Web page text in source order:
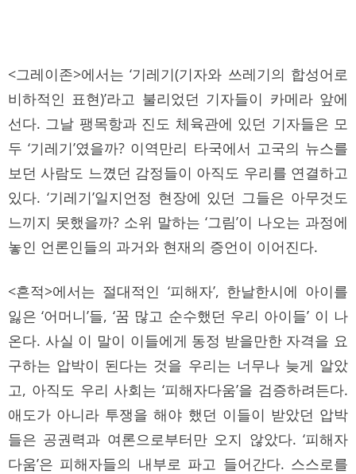
<그레이존>에서는 ‘기레기(기자와 쓰레기의 합성어로
비하적인 표현)’라고 불리었던 기자들이 카메라 앞에
선다. 그날 팽목항과 진도 체육관에 있던 기자들은 모
두 ‘기레기’였을까? 이역만리 타국에서 고국의 뉴스를
보던 사람도 느꼈던 감정들이 아직도 우리를 연결하고
있다. ‘기레기’일지언정 현장에 있던 그들은 아무것도
느끼지 못했을까? 소위 말하는 ‘그림’이 나오는 과정에
놓인 언론인들의 과거와 현재의 증언이 이어진다.
<흔적>에서는 절대적인 ‘피해자’, 한날한시에 아이를
잃은 ‘어머니’들, ‘꿈 많고 순수했던 우리 아이들’ 이 나
온다. 사실 이 말이 이들에게 동정 받을만한 자격을 요
구하는 압박이 된다는 것을 우리는 너무나 늦게 알았
고, 아직도 우리 사회는 ‘피해자다움’을 검증하려든다.
애도가 아니라 투쟁을 해야 했던 이들이 받았던 압박
들은 공권력과 여론으로부터만 오지 않았다. ‘피해자
다움’은 피해자들의 내부로 파고 들어간다. 스스로를